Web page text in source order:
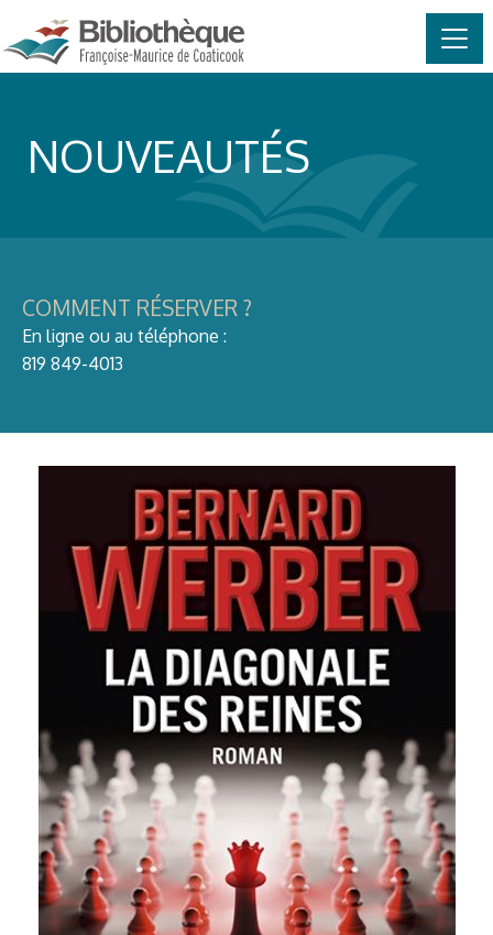
Skip to content
MAIN NAVIGATION
NOUVEAUTÉS
COMMENT RÉSERVER ?
En ligne ou au téléphone :
819 849-4013